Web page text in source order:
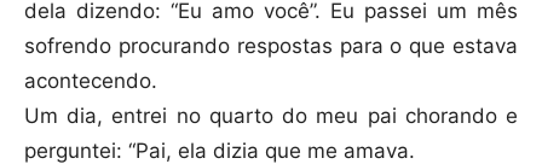
dela dizendo: “Eu amo você”. Eu passei um mês
sofrendo procurando respostas para o que estava
acontecendo.
Um dia, entrei no quarto do meu pai chorando e
perguntei: “Pai, ela dizia que me amava.